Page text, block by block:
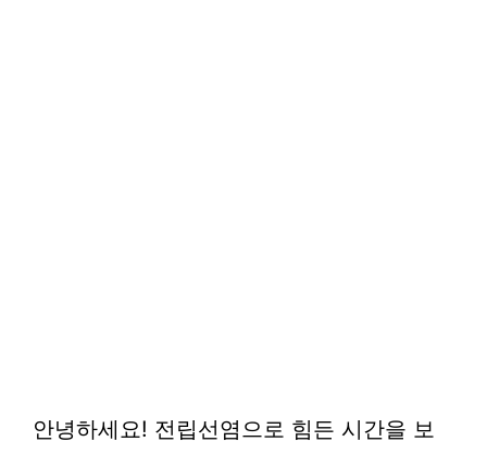
안녕하세요! 전립선염으로 힘든 시간을 보